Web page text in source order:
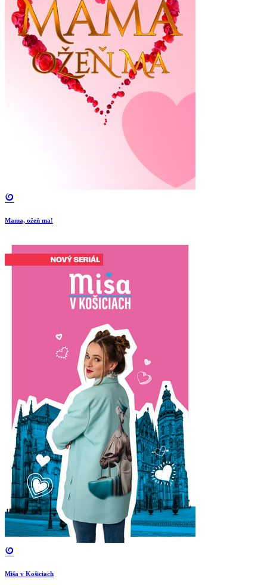
Mama, ožeň ma!
Miša v Košiciach